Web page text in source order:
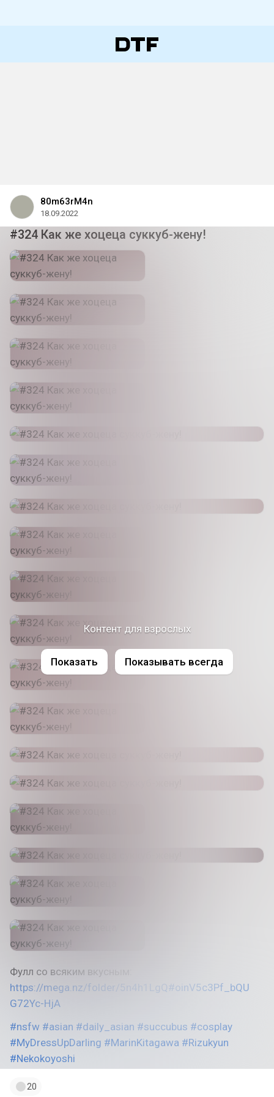
80m63rM4n
18.09.2022
#324 Как же хоцеца суккуб-жену!
Фулл со всяким вкусным:
https://mega.nz/folder/5n4h1LgQ#oinV5c3Pf_bQU
G72Yc-HjA
#nsfw #asian #daily_asian #succubus #cosplay
#MyDressUpDarling #MarinKitagawa #Rizukyun
#Nekokoyoshi
Контент для взрослых
Показать Показывать всегда
20